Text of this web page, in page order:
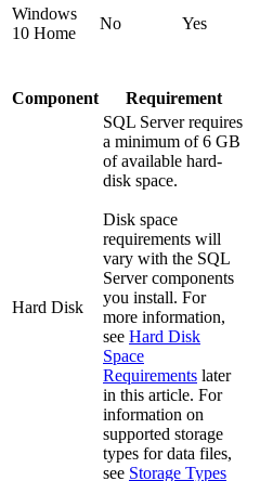
Windows
10 Home
No Yes
Component Requirement
Hard Disk
SQL Server requires
a minimum of 6 GB
of available hard-
disk space.
Disk space
requirements will
vary with the SQL
Server components
you install. For
more information,
see Hard Disk
Space
Requirements later
in this article. For
information on
supported storage
types for data files,
see Storage Types